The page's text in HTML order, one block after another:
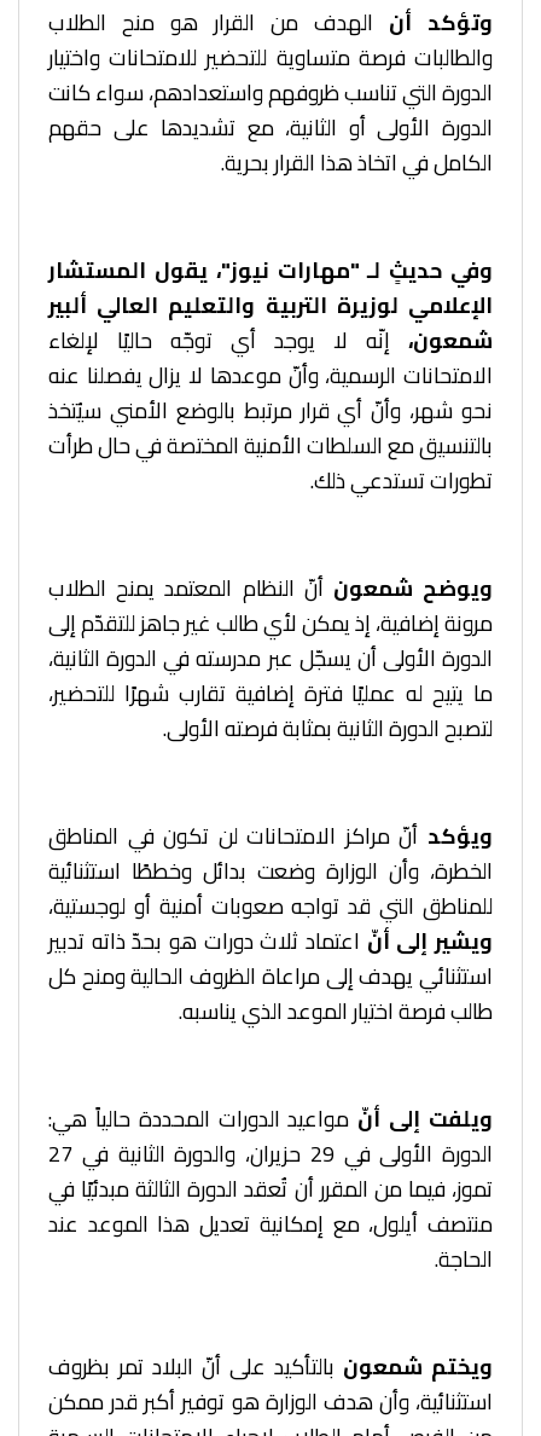
وتؤكد أن الهدف من القرار هو منح الطلاب
والطالبات فرصة متساوية للتحضير للامتحانات واختيار
الدورة التي تناسب ظروفهم واستعدادهم، سواء كانت
الدورة الأولى أو الثانية، مع تشديدها على حقهم
الكامل في اتخاذ هذا القرار بحرية.
وفي حديثٍ لـ "مهارات نيوز"، يقول المستشار
الإعلامي لوزيرة التربية والتعليم العالي ألبير
شمعون، إنّه لا يوجد أي توجّه حاليًا لإلغاء
الامتحانات الرسمية، وأنّ موعدها لا يزال يفصلنا عنه
نحو شهر، وأنّ أي قرار مرتبط بالوضع الأمني سيُتخذ
بالتنسيق مع السلطات الأمنية المختصة في حال طرأت
تطورات تستدعي ذلك.
ويوضح شمعون أنّ النظام المعتمد يمنح الطلاب
مرونة إضافية، إذ يمكن لأي طالب غير جاهز للتقدّم إلى
الدورة الأولى أن يسجّل عبر مدرسته في الدورة الثانية،
ما يتيح له عمليًا فترة إضافية تقارب شهرًا للتحضير،
لتصبح الدورة الثانية بمثابة فرصته الأولى.
ويؤكد أنّ مراكز الامتحانات لن تكون في المناطق
الخطرة، وأن الوزارة وضعت بدائل وخططًا استثنائية
للمناطق التي قد تواجه صعوبات أمنية أو لوجستية،
ويشير إلى أنّ اعتماد ثلاث دورات هو بحدّ ذاته تدبير
استثنائي يهدف إلى مراعاة الظروف الحالية ومنح كل
طالب فرصة اختيار الموعد الذي يناسبه.
ويلفت إلى أنّ مواعيد الدورات المحددة حالياً هي:
الدورة الأولى في 29 حزيران، والدورة الثانية في 27
تموز، فيما من المقرر أن تُعقد الدورة الثالثة مبدئيًا في
منتصف أيلول، مع إمكانية تعديل هذا الموعد عند
الحاجة.
ويختم شمعون بالتأكيد على أنّ البلاد تمر بظروف
استثنائية، وأن هدف الوزارة هو توفير أكبر قدر ممكن